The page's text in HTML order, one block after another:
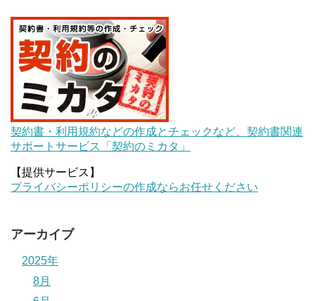
契約書・利用規約などの作成とチェックなど、契約書関連
サポートサービス「契約のミカタ」
【提供サービス】
プライバシーポリシーの作成ならお任せください
アーカイブ
2025年
8月